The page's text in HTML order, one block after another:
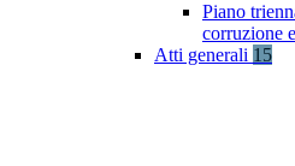
Piano
corruzione
Atti generali 15